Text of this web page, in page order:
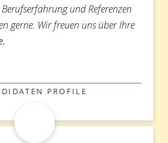
und Referenzen
gerne. Wir freuen uns über Ihre
PROFILE